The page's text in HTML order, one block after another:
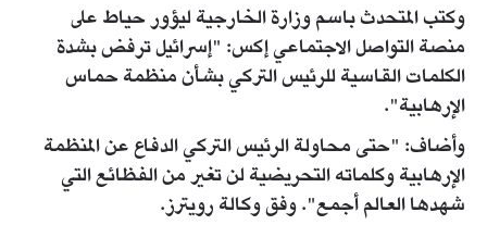
وكتب المتحدث باسم وزارة الخارجية ليؤور حياط على
منصة التواصل الاجتماعي إكس: "إسرائيل ترفض بشدة
الكلمات القاسية للرئيس التركي بشأن منظمة حماس
الإرهابية".
وأضاف: "حتى محاولة الرئيس التركي الدفاع عن المنظمة
الإرهابية وكلماته التحريضية لن تغير من الفظائع التي
شهدها العالم أجمع". وفق وكالة رويترز.